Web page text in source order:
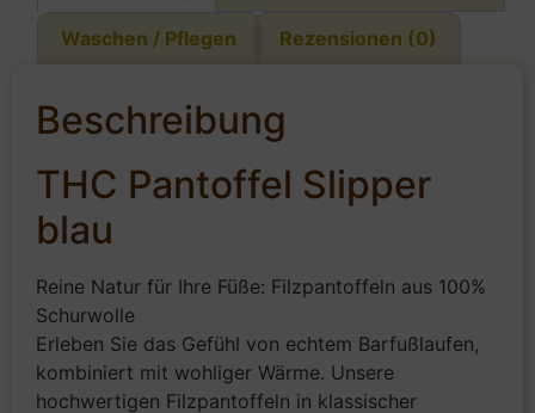
Waschen / Pflegen Rezensionen (0)
Beschreibung
THC Pantoffel Slipper
blau
Reine Natur für Ihre Füße: Filzpantoffeln aus 100%
Schurwolle
Erleben Sie das Gefühl von echtem Barfußlaufen,
kombiniert mit wohliger Wärme. Unsere
hochwertigen Filzpantoffeln in klassischer